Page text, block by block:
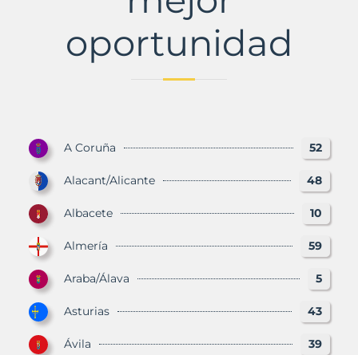
oportunidad
A Coruña 52
Alacant/Alicante 48
Albacete 10
Almería 59
Araba/Álava 5
Asturias 43
Ávila 39